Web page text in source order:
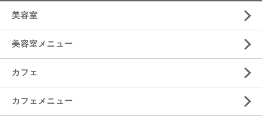
美容室
美容室メニュー
カフェ
カフェメニュー